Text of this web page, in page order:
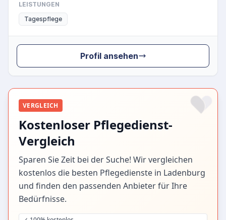
LEISTUNGEN
Tagespflege
Profil ansehen
VERGLEICH
Kostenloser Pflegedienst-
Vergleich
Sparen Sie Zeit bei der Suche! Wir vergleichen
kostenlos die besten Pflegedienste in Ladenburg
und finden den passenden Anbieter für Ihre
Bedürfnisse.